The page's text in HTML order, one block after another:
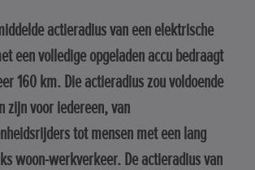
actieradius van een elektrische
een volledige opgeladen accu bedraagt
160 km. Die actieradius zou voldoende
zijn voor iedereen, van
tot mensen met een lang
woon-werkverkeer. De actieradius van